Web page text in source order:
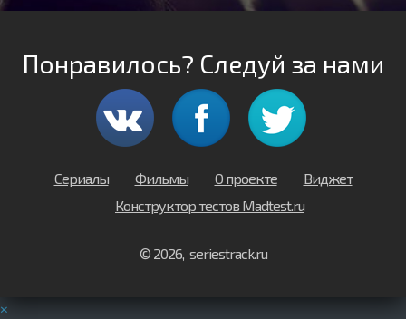
Понравилось? Следуй за нами
Сериалы Фильмы О проекте
Виджет
Конструктор тестов Madtest.ru
© 2026, seriestrack.ru
×